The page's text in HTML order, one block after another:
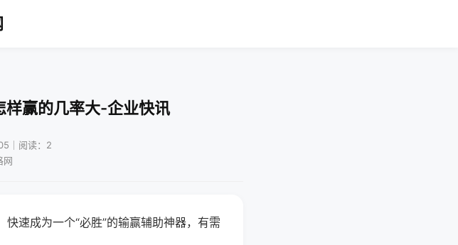
样赢的几率大-企业快讯
｜阅读：2
网
速成为一个“必胜”的输赢辅助神器，有需